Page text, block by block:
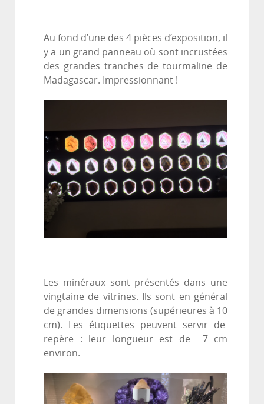
Au fond d’une des 4 pièces d’exposition, il
y a un grand panneau où sont incrustées
des grandes tranches de tourmaline de
Madagascar. Impressionnant !
Les minéraux sont présentés dans une
vingtaine de vitrines. Ils sont en général
de grandes dimensions (supérieures à 10
cm). Les étiquettes peuvent servir de
repère : leur longueur est de 7 cm
environ.